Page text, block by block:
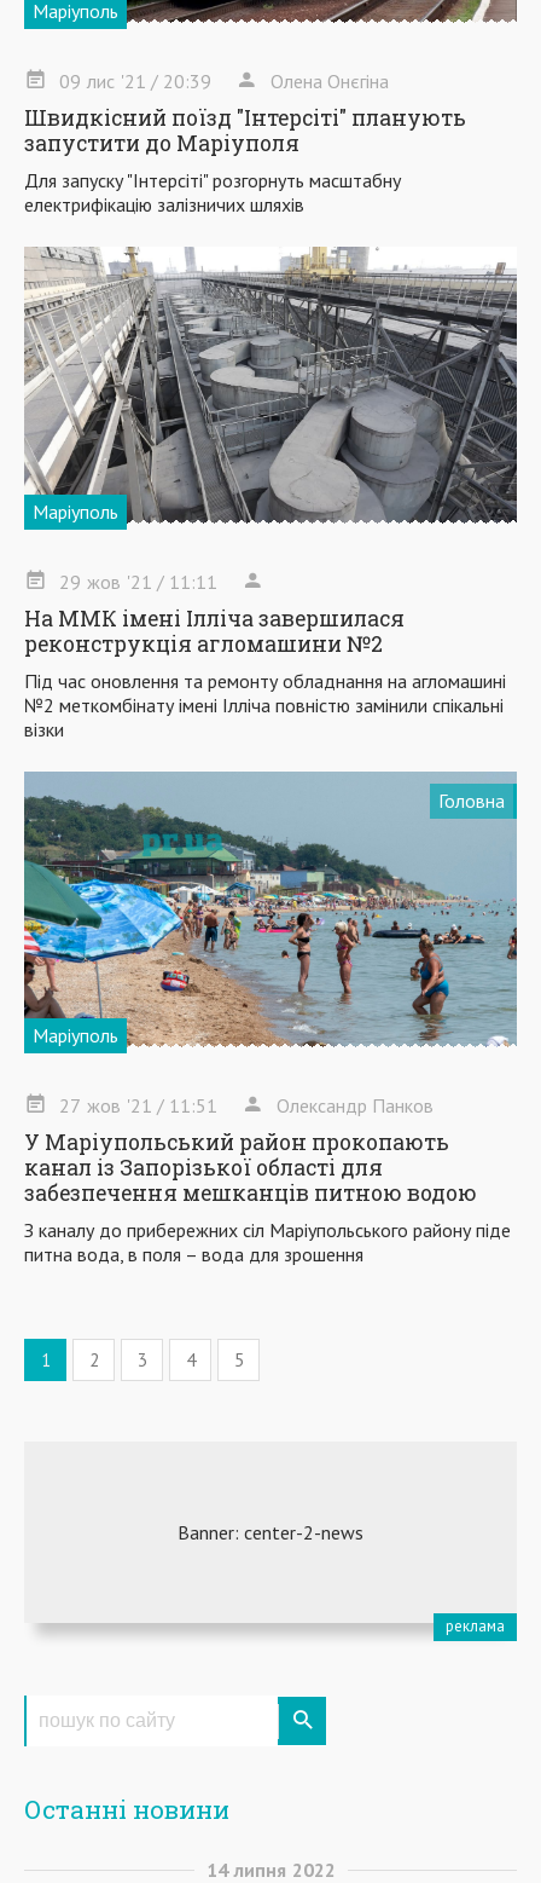
Маріуполь
09 лис '21 / 20:39 Олена Онєгіна
Швидкісний поїзд "Інтерсіті" планують
запустити до Маріуполя
Для запуску "Інтерсіті" розгорнуть масштабну
електрифікацію залізничих шляхів
Маріуполь
29 жов '21 / 11:11
На ММК імені Ілліча завершилася
реконструкція агломашини №2
Під час оновлення та ремонту обладнання на агломашині
№2 меткомбінату імені Ілліча повністю замінили спікальні
візки
Головна
Маріуполь
27 жов '21 / 11:51 Олександр Панков
У Маріупольський район прокопають
канал із Запорізької області для
забезпечення мешканців питною водою
З каналу до прибережних сіл Маріупольського району піде
питна вода, в поля – вода для зрошення
1 2 3 4 5
Останні новини
14 липня 2022